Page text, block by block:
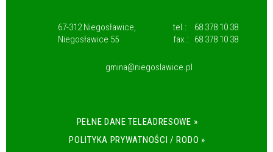
67-312 Niegosławice,
Niegosławice 55
tel.:
68 378 10 38
fax.:
68 378 10 38
gmina@niegoslawice.pl
PEŁNE DANE TELEADRESOWE »
POLITYKA PRYWATNOŚCI / RODO »